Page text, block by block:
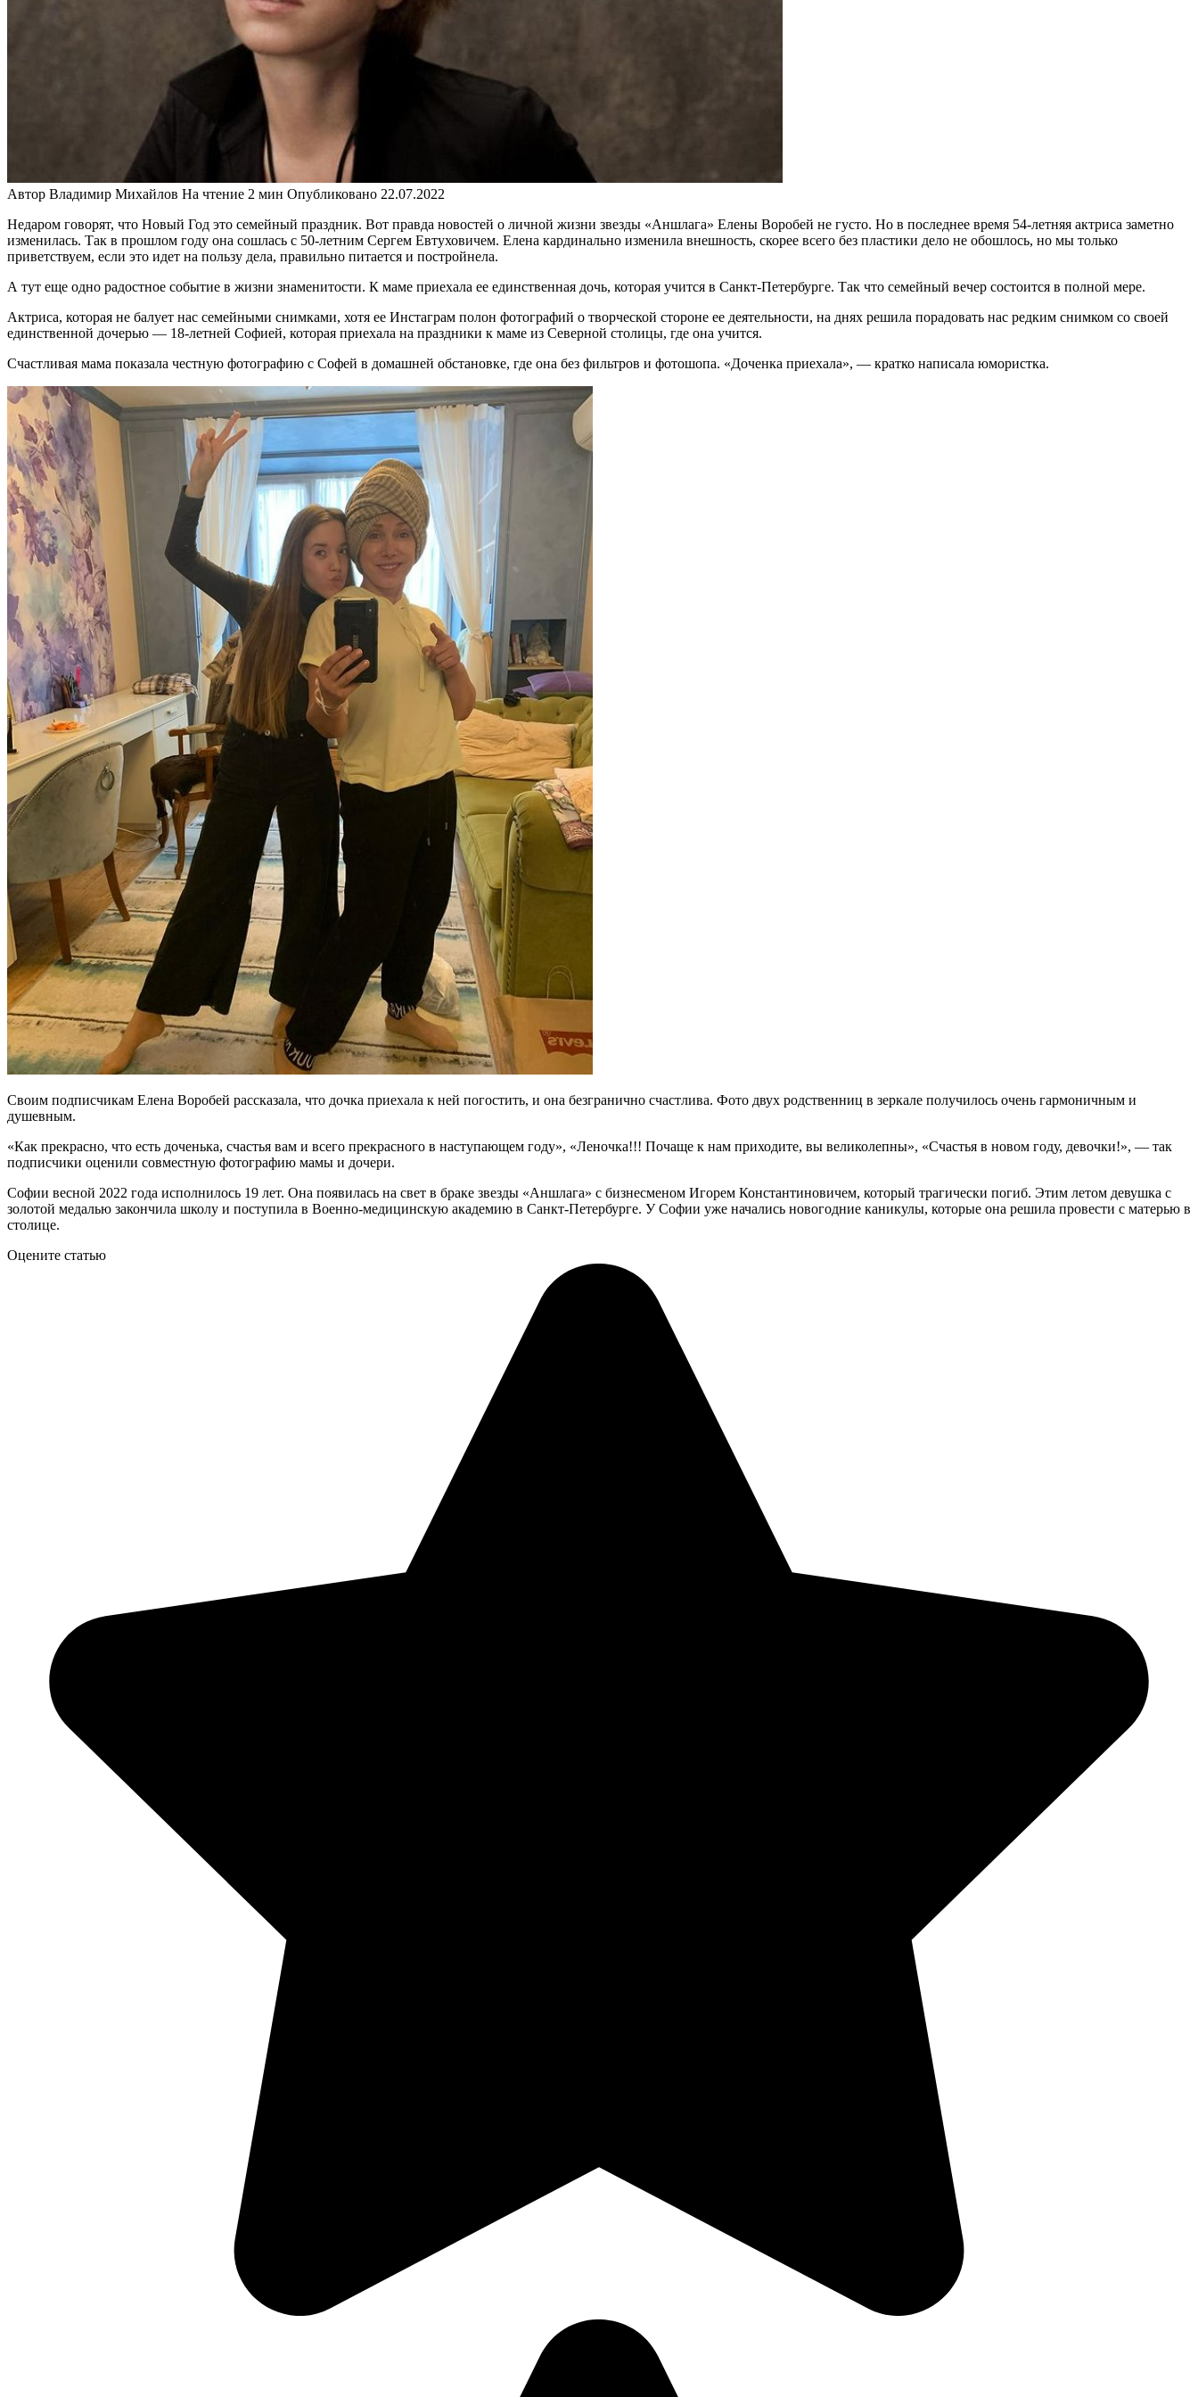
Автор Владимир Михайлов На чтение 2 мин Опубликовано 22.07.2022
Недаром говорят, что Новый Год это семейный праздник. Вот правда новостей о личной жизни звезды «Аншлага» Елены Воробей не густо. Но в последнее время 54-летняя актриса заметно
изменилась. Так в прошлом году она сошлась с 50-летним Сергем Евтуховичем. Елена кардинально изменила внешность, скорее всего без пластики дело не обошлось, но мы только
приветствуем, если это идет на пользу дела, правильно питается и постройнела.
А тут еще одно радостное событие в жизни знаменитости. К маме приехала ее единственная дочь, которая учится в Санкт-Петербурге. Так что семейный вечер состоится в полной мере.
Актриса, которая не балует нас семейными снимками, хотя ее Инстаграм полон фотографий о творческой стороне ее деятельности, на днях решила порадовать нас редким снимком со своей
единственной дочерью — 18-летней Софией, которая приехала на праздники к маме из Северной столицы, где она учится.
Счастливая мама показала честную фотографию с Софей в домашней обстановке, где она без фильтров и фотошопа. «Доченка приехала», — кратко написала юмористка.
Своим подписчикам Елена Воробей рассказала, что дочка приехала к ней погостить, и она безгранично счастлива. Фото двух родственниц в зеркале получилось очень гармоничным и
душевным.
«Как прекрасно, что есть доченька, счастья вам и всего прекрасного в наступающем году», «Леночка!!! Почаще к нам приходите, вы великолепны», «Счастья в новом году, девочки!», — так
подписчики оценили совместную фотографию мамы и дочери.
Софии весной 2022 года исполнилось 19 лет. Она появилась на свет в браке звезды «Аншлага» с бизнесменом Игорем Константиновичем, который трагически погиб. Этим летом девушка с
золотой медалью закончила школу и поступила в Военно-медицинскую академию в Санкт-Петербурге. У Софии уже начались новогодние каникулы, которые она решила провести с матерью в
столице.
Оцените статью